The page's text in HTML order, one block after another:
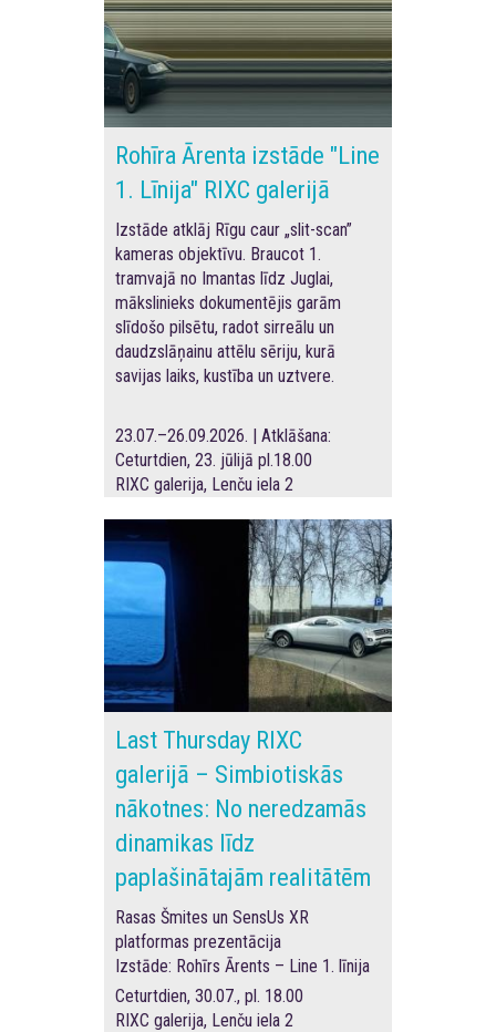
Rohīra Ārenta izstāde "Line
1. Līnija" RIXC galerijā
Izstāde atklāj Rīgu caur „slit-scan”
kameras objektīvu. Braucot 1.
tramvajā no Imantas līdz Juglai,
mākslinieks dokumentējis garām
slīdošo pilsētu, radot sirreālu un
daudzslāņainu attēlu sēriju, kurā
savijas laiks, kustība un uztvere.
23.07.–26.09.2026. | Atklāšana:
Ceturtdien, 23. jūlijā pl.18.00
RIXC galerija, Lenču iela 2
Last Thursday RIXC
galerijā – Simbiotiskās
nākotnes: No neredzamās
dinamikas līdz
paplašinātajām realitātēm
Rasas Šmites un SensUs XR
platformas prezentācija
Izstāde: Rohīrs Ārents – Line 1. līnija
Ceturtdien, 30.07., pl. 18.00
RIXC galerija, Lenču iela 2